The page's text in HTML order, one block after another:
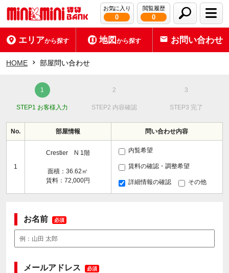
お気に入り
0
閲覧履歴
0
エリアから探す 地図から探す お問い合わせ
HOME 部屋問い合わせ
STEP1 お客様入力 STEP2 内容確認 STEP3 完了
No. 部屋情報 問い合わせ内容
1
Crestier N 1階
面積：36.62㎡
賃料：72,000円
内覧希望
賃料の確認・調整希望
詳細情報の確認 その他
お名前 必須
メールアドレス 必須